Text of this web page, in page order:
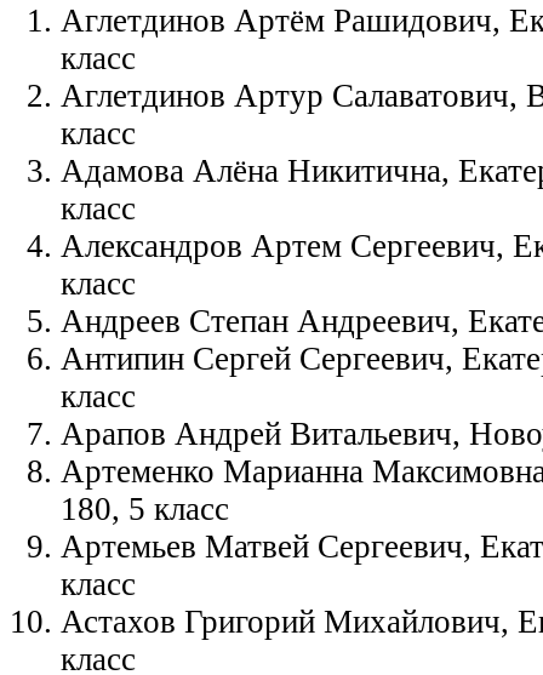
Аглетдинов Артём Рашидович,
класс
Аглетдинов Артур
класс
Адамова Алёна Никитична,
класс
Александров Артем Сергеевич,
класс
Андреев Степан Андреевич,
Антипин Сергей Сергеевич,
класс
Арапов Андрей Витальевич,
Артеменко Марианна
180, 5 класс
Артемьев Матвей Сергеевич,
класс
Астахов Григорий Михайлович,
класс